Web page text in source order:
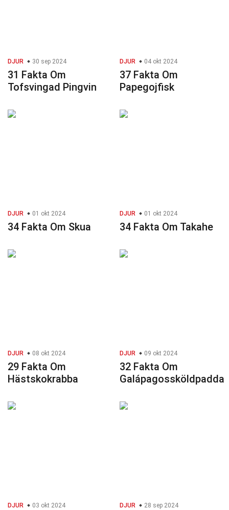
DJUR 30 sep 2024
31 Fakta Om
Tofsvingad Pingvin
DJUR 04 okt 2024
37 Fakta Om
Papegojfisk
DJUR 01 okt 2024
34 Fakta Om Skua
DJUR 01 okt 2024
34 Fakta Om Takahe
DJUR 08 okt 2024
29 Fakta Om
Hästskokrabba
DJUR 09 okt 2024
32 Fakta Om
Galápagossköldpadda
DJUR 03 okt 2024 DJUR 28 sep 2024